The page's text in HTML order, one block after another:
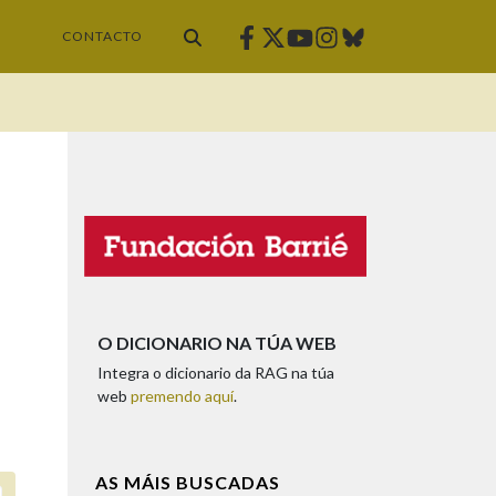
CONTACTO Facebook
Twitter
Youtube
Instagram
Bluesky
O DICIONARIO NA TÚA WEB
Integra o dicionario da RAG na túa
web premendo aquí.
AS MÁIS BUSCADAS